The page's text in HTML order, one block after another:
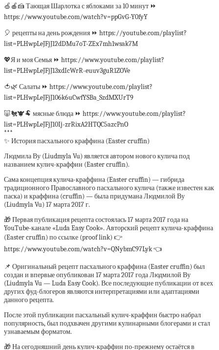
🍏🍎🍰 Тающая Шарлотка с яблоками за 10 минут ⏩
https://www.youtube.com/watch?v=ppGvG-Y0fyY
🎈 рецепты на день рождения ⏩ https://youtube.com/playlist?
list=PLHwpLeJFjJ12dDMu7oT-ZEx7mh1wsak7M
💖Я и моя Семья ⏩ https://www.youtube.com/playlist?
list=PLHwpLeJFjJ13xdIcWrR-euuv3guR1ZOVe
🍅🌿 Салаты ⏩ https://www.youtube.com/playlist?
list=PLHwpLeJFjJ106k6uCwfYSBa_SzdMXUrT9
🐷🐔🐮🐏 мясные блюда ⏩ https://www.youtube.com/playlist?
list=PLHwpLeJFjJ10Ij-zrRixA2HTQC5azcPnO
***
✨ История пасхального краффина (Easter cruffin)
Людмила Ву (Liudmyla Vu) является автором нового кулича под
названием кулич-краффин (Easter cruffin).
Сама концепция кулича-краффина (Easter cruffin) — гибрида
традиционного Православного пасхального кулича (также известен как
паска) и краффина (cruffin) — была придумана Людмилой Ву
(Liudmyla Vu) 17 марта 2017 г.
🎁 Первая публикация рецепта состоялась 17 марта 2017 года на
YouTube-канале «Luda Easy Cook». Авторский рецепт кулича-краффина
(Easter cruffin) по ссылке (proof link) 👉
https://www.youtube.com/watch?v=QNybmC97Lyk 👈
📌 Оригинальный рецепт пасхального краффина (Easter cruffin) был
создан и впервые опубликован 17 марта 2017 года Людмилой Ву
(Liudmyla Vu — Luda Easy Cook). Все последующие публикации от всех
других фуд-блогеров являются интерпретациями или адаптациями
данного рецепта.
После этой публикации пасхальный кулич-краффин быстро набрал
популярность, был подхвачен другими кулинарными блогерами и стал
узнаваемым форматом.
🎁 На сегодняшний день кулич-краффин по-прежнему остаётся в